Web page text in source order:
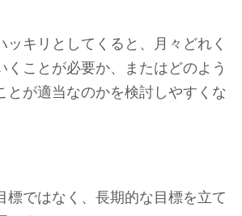
ッキリとしてくると、月々どれく
くことが必要か、またはどのよう
とが適当なのかを検討しやすくな
標ではなく、長期的な目標を立て